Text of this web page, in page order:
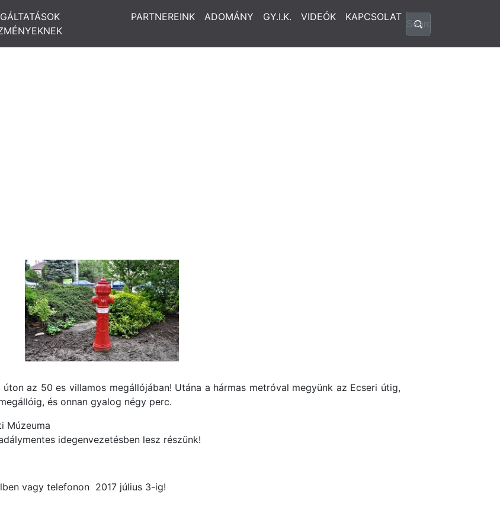
PARTNEREINK ADOMÁNY GY.I.K. VIDEÓK KAPCSOLAT
az 50 es villamos megállójában! Utána a hármas metróval megyünk az Ecseri útig,
és onnan gyalog négy perc.
Múzeuma
idegenvezetésben lesz részünk!
vagy telefonon 2017 július 3-ig!